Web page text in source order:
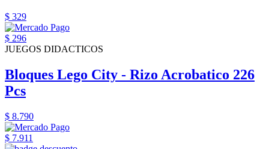
$ 329
$ 296
JUEGOS DIDACTICOS
Bloques Lego City - Rizo Acrobatico 226
Pcs
$ 8.790
$ 7.911